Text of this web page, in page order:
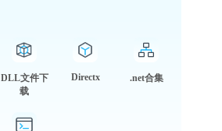
DLL文件下
载
Directx .net合集